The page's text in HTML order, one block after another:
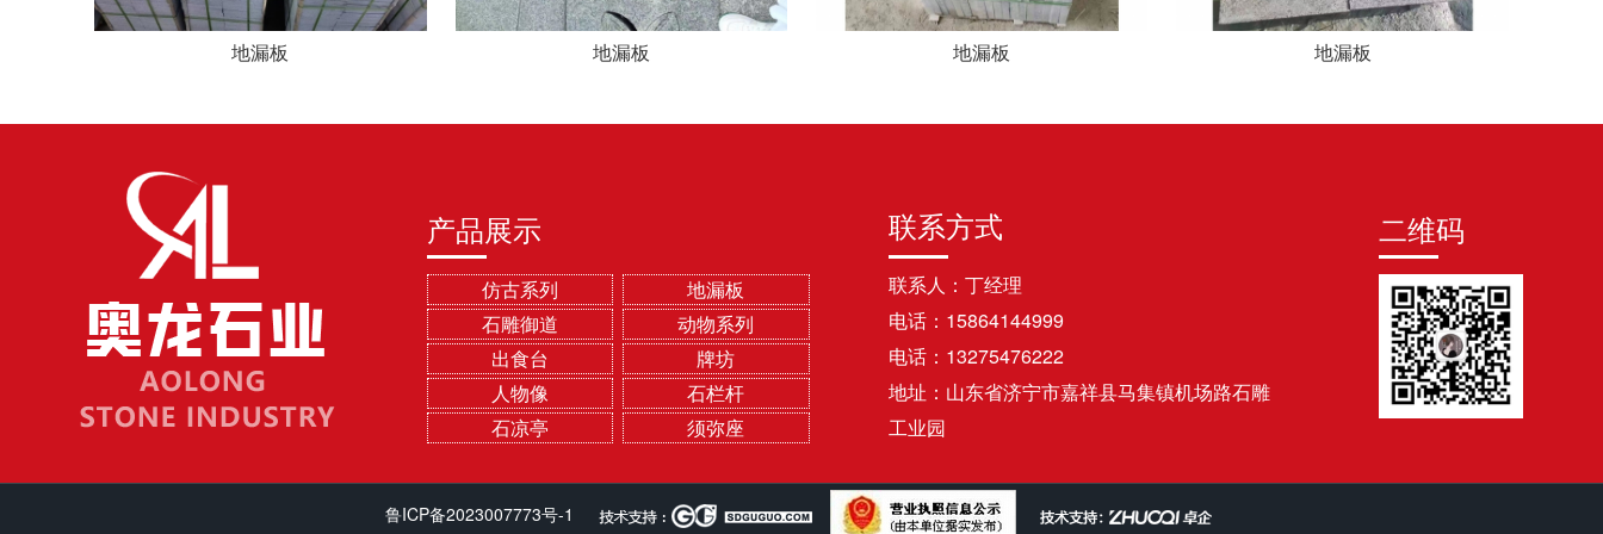
地漏板 地漏板 地漏板 地漏板
产品展示
仿古系列
地漏板
石雕御道
动物系列
出食台
牌坊
人物像
石栏杆
石凉亭
须弥座
联系方式
联系人：丁经理
电话：15864144999
电话：13275476222
地址：山东省济宁市嘉祥县马集镇机场路石雕
工业园
二维码
鲁ICP备2023007773号-1